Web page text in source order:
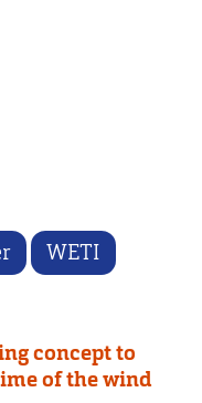
WETI
concept to
of the wind